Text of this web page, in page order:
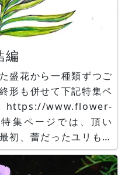
編
盛花から一種類ずつご
形も併せて下記特集ペ
集ページでは、頂い
初、蕾だったユリも２
き終えました。素敵な
した。本年も良い年と